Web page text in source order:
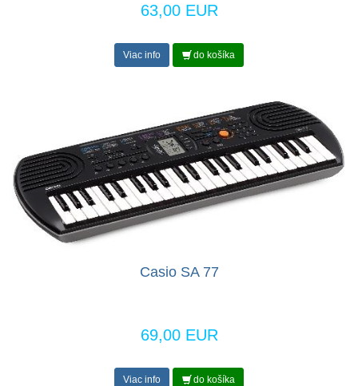
63,00 EUR
Viac info do košíka
Casio SA 77
69,00 EUR
Viac info do košíka